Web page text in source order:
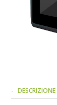
DESCRIZIONE